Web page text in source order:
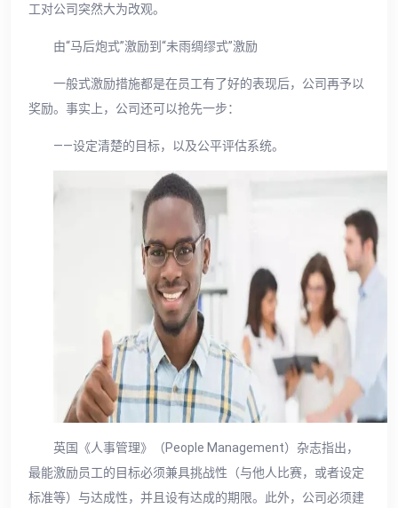
工对公司突然大为改观。
由“马后炮式”激励到“未雨绸缪式”激励
一般式激励措施都是在员工有了好的表现后，公司再予以
奖励。事实上，公司还可以抢先一步：
——设定清楚的目标，以及公平评估系统。
英国《人事管理》（People Management）杂志指出，
最能激励员工的目标必须兼具挑战性（与他人比赛，或者设定
标准等）与达成性，并且设有达成的期限。此外，公司必须建